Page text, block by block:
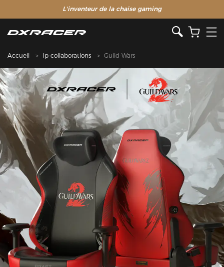
L'inventeur de la chaise gaming
Accueil Ip-collaborations Guild-Wars